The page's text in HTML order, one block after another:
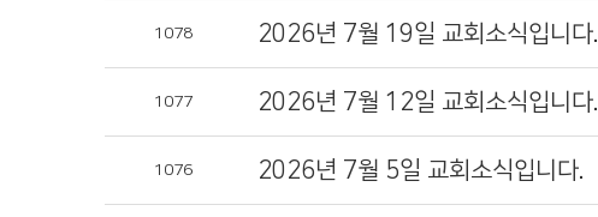
1078 2026년 7월 19일 교회소식입니다.
1077 2026년 7월 12일 교회소식입니다.
1076 2026년 7월 5일 교회소식입니다.